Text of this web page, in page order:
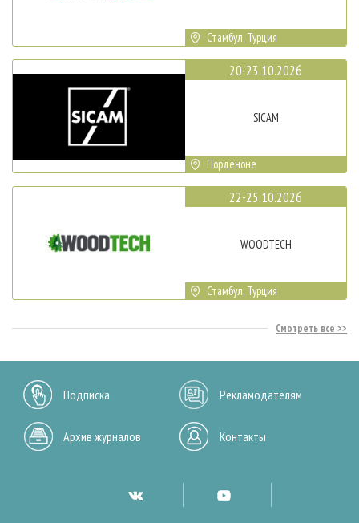
Стамбул, Турция
20-23.10.2026
SICAM
Порденоне
22-25.10.2026
WOODTECH
Стамбул, Турция
Смотреть все
Подписка Рекламодателям
Архив журналов Контакты